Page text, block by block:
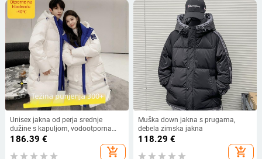
Unisex jakna od perja srednje
dužine s kapuljom, vodootporna
zima toplina za Harbin putovanje
186.39 €
add_shopping_cart
Muška down jakna s prugama,
debela zimska jakna
118.29 €
add_shopping_cart